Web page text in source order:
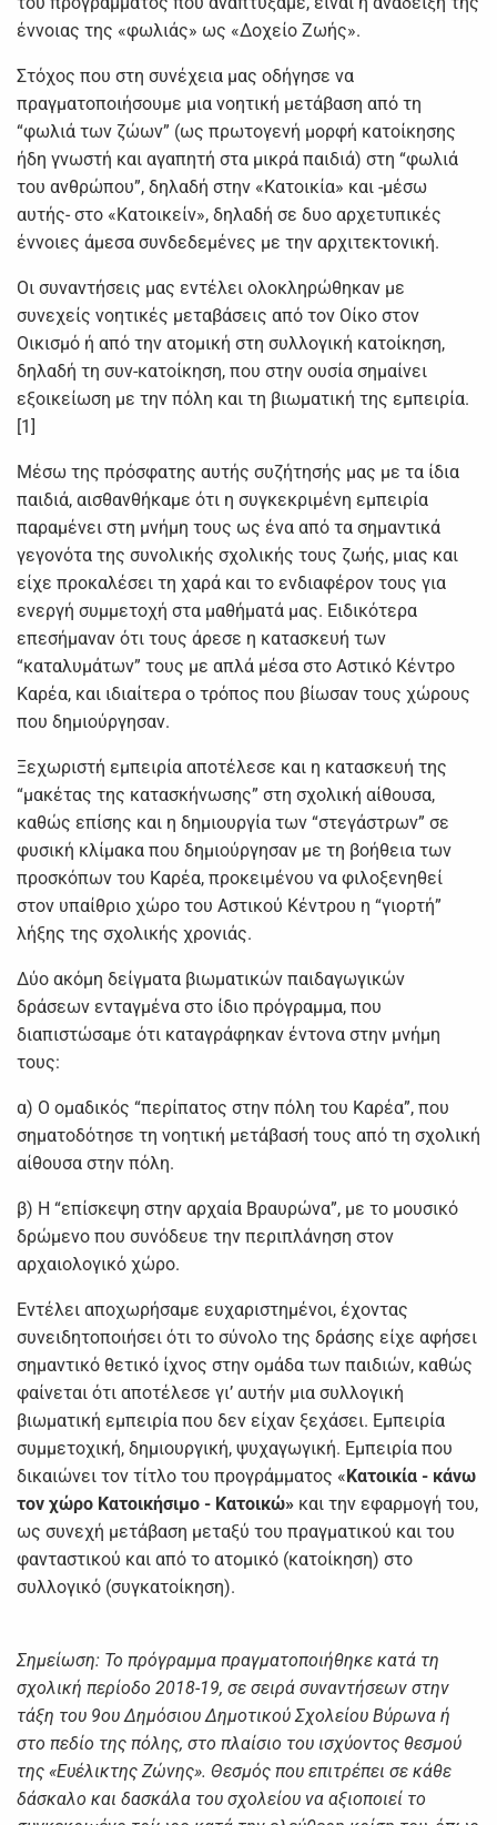
έννοιας της «φωλιάς» ως «Δοχείο Ζωής».
Στόχος που στη συνέχεια μας οδήγησε να
πραγματοποιήσουμε μια νοητική μετάβαση από τη
“φωλιά των ζώων” (ως πρωτογενή μορφή κατοίκησης
ήδη γνωστή και αγαπητή στα μικρά παιδιά) στη “φωλιά
του ανθρώπου”, δηλαδή στην «Κατοικία» και -μέσω
αυτής- στο «Κατοικείν», δηλαδή σε δυο αρχετυπικές
έννοιες άμεσα συνδεδεμένες με την αρχιτεκτονική.
Οι συναντήσεις μας εντέλει ολοκληρώθηκαν με
συνεχείς νοητικές μεταβάσεις από τον Οίκο στον
Οικισμό ή από την ατομική στη συλλογική κατοίκηση,
δηλαδή τη συν-κατοίκηση, που στην ουσία σημαίνει
εξοικείωση με την πόλη και τη βιωματική της εμπειρία.
[1]
Μέσω της πρόσφατης αυτής συζήτησής μας με τα ίδια
παιδιά, αισθανθήκαμε ότι η συγκεκριμένη εμπειρία
παραμένει στη μνήμη τους ως ένα από τα σημαντικά
γεγονότα της συνολικής σχολικής τους ζωής, μιας και
είχε προκαλέσει τη χαρά και το ενδιαφέρον τους για
ενεργή συμμετοχή στα μαθήματά μας. Ειδικότερα
επεσήμαναν ότι τους άρεσε η κατασκευή των
“καταλυμάτων” τους με απλά μέσα στο Αστικό Κέντρο
Καρέα, και ιδιαίτερα ο τρόπος που βίωσαν τους χώρους
που δημιούργησαν.
Ξεχωριστή εμπειρία αποτέλεσε και η κατασκευή της
“μακέτας της κατασκήνωσης” στη σχολική αίθουσα,
καθώς επίσης και η δημιουργία των “στεγάστρων” σε
φυσική κλίμακα που δημιούργησαν με τη βοήθεια των
προσκόπων του Καρέα, προκειμένου να φιλοξενηθεί
στον υπαίθριο χώρο του Αστικού Κέντρου η “γιορτή”
λήξης της σχολικής χρονιάς.
Δύο ακόμη δείγματα βιωματικών παιδαγωγικών
δράσεων ενταγμένα στο ίδιο πρόγραμμα, που
διαπιστώσαμε ότι καταγράφηκαν έντονα στην μνήμη
τους:
α) Ο ομαδικός “περίπατος στην πόλη του Καρέα”, που
σηματοδότησε τη νοητική μετάβασή τους από τη σχολική
αίθουσα στην πόλη.
β) Η “επίσκεψη στην αρχαία Βραυρώνα”, με το μουσικό
δρώμενο που συνόδευε την περιπλάνηση στον
αρχαιολογικό χώρο.
Εντέλει αποχωρήσαμε ευχαριστημένοι, έχοντας
συνειδητοποιήσει ότι το σύνολο της δράσης είχε αφήσει
σημαντικό θετικό ίχνος στην ομάδα των παιδιών, καθώς
φαίνεται ότι αποτέλεσε γι’ αυτήν μια συλλογική
βιωματική εμπειρία που δεν είχαν ξεχάσει. Εμπειρία
συμμετοχική, δημιουργική, ψυχαγωγική. Εμπειρία που
δικαιώνει τον τίτλο του προγράμματος « Κατοικία - κάνω
τον χώρο Κατοικήσιμο - Κατοικώ» και την εφαρμογή του,
ως συνεχή μετάβαση μεταξύ του πραγματικού και του
φανταστικού και από το ατομικό (κατοίκηση) στο
συλλογικό (συγκατοίκηση).
Σημείωση: Το πρόγραμμα πραγματοποιήθηκε κατά τη
σχολική περίοδο 2018-19, σε σειρά συναντήσεων στην
τάξη του 9ου Δημόσιου Δημοτικού Σχολείου Βύρωνα ή
στο πεδίο της πόλης, στο πλαίσιο του ισχύοντος θεσμού
της «Ευέλικτης Ζώνης». Θεσμός που επιτρέπει σε κάθε
δάσκαλο και δασκάλα του σχολείου να αξιοποιεί το